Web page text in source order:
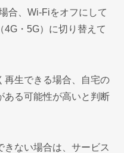
合、Wi-Fiをオフにして
4G・5G）に切り替えて
再生できる場合、自宅の
ある可能性が高いと判断
ない場合は、サービス